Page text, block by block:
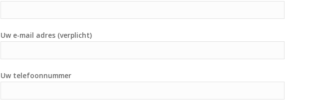
Uw e-mail adres (verplicht)
Uw telefoonnummer